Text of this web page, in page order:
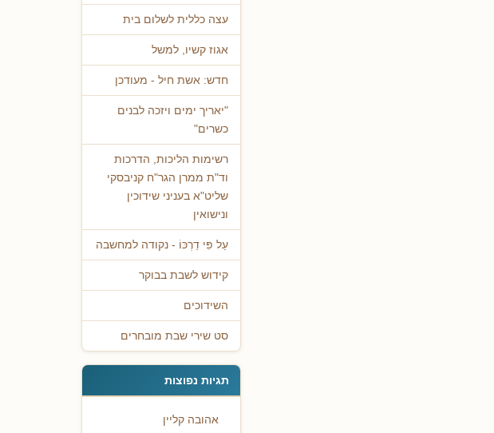
עצה כללית לשלום בית
אגוז קשיו, למשל
חדש: אשת חיל - מעודכן
"יאריך ימים ויזכה לבנים
כשרים"
רשימות הליכות, הדרכות
וד"ת ממרן הגר"ח קניבסקי
שליט"א בעניני שידוכין
ונישואין
עַל פִּי דַרְכּוֹ - נקודה למחשבה
קידוש לשבת בבוקר
השידוכים
סט שירי שבת מובחרים
תגיות נפוצות
אהובה קליין